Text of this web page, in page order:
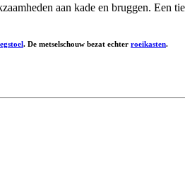
aan kade en bruggen. Een
. De metselschouw bezat echter roeikasten.